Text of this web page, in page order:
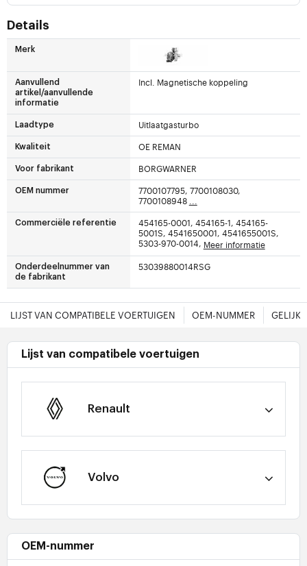
Details
Merk
Aanvullend
artikel/aanvullende
informatie
Incl. Magnetische koppeling
Laadtype Uitlaatgasturbo
Kwaliteit OE REMAN
Voor fabrikant BORGWARNER
OEM nummer
7700107795, 7700108030,
7700108948 ...
Commerciële referentie
454165-0001, 454165-1, 454165-
5001S, 4541650001, 4541655001S,
5303-970-0014, Meer informatie
Onderdeelnummer van
de fabrikant
53039880014RSG
LIJST VAN COMPATIBELE VOERTUIGEN OEM-NUMMER
Lijst van compatibele voertuigen
Renault
Volvo
OEM-nummer